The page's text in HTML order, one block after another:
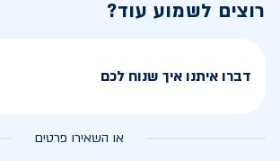
רוצים לשמוע עוד?
דברו איתנו איך שנוח לכם
או השאירו פרטים